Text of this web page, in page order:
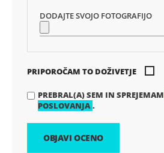
DODAJTE SVOJO FOTOGRAFIJO
PRIPOROČAM TO DOŽIVETJE
PREBRAL(A) SEM IN SPREJEMAM
POSLOVANJA .
OBJAVI OCENO